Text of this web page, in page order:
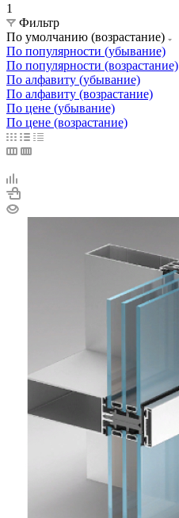
1
Фильтр
По умолчанию (возрастание)
По популярности (убывание)
По популярности (возрастание)
По алфавиту (убывание)
По алфавиту (возрастание)
По цене (убывание)
По цене (возрастание)